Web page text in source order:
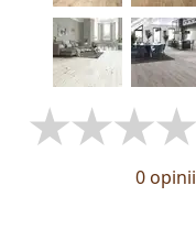
0 opinii